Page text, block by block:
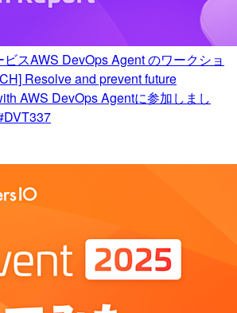
ビスAWS DevOps Agent のワークショ
Resolve and prevent future
AWS DevOps Agentに参加しまし